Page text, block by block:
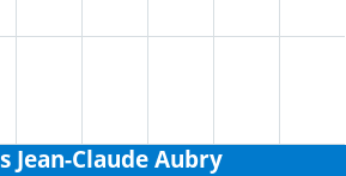
Jean-Claude Aubry